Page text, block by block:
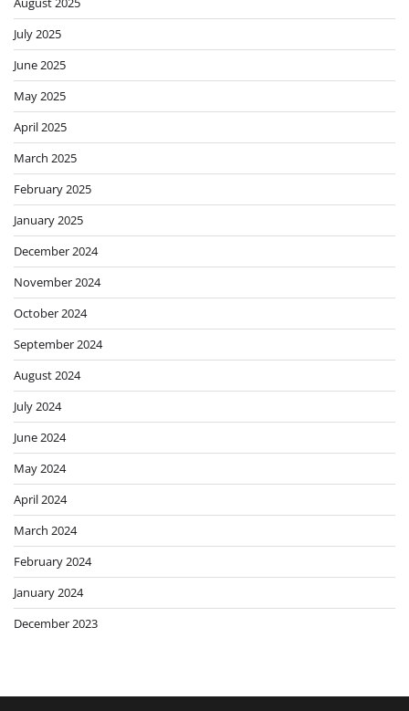
July 2025
June 2025
May 2025
April 2025
March 2025
February 2025
January 2025
December 2024
November 2024
October 2024
September 2024
August 2024
July 2024
June 2024
May 2024
April 2024
March 2024
February 2024
January 2024
December 2023